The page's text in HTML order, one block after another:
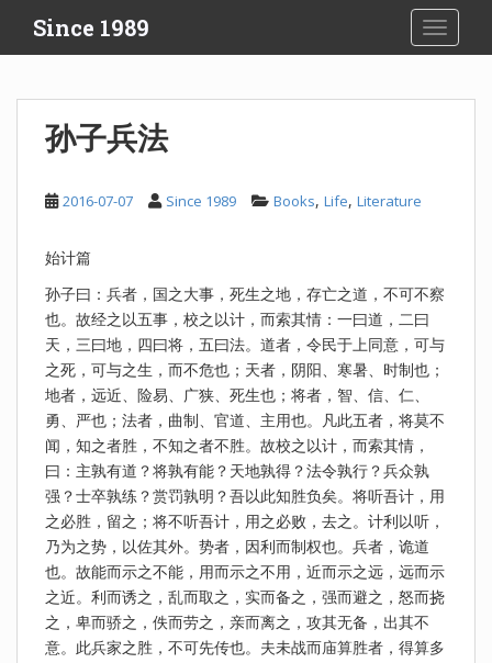
i
Since 1989
孙子兵法
2016-07-07 Since 1989 Books, Life, Literature
始计篇
孙子曰：兵者，国之大事，死生之地，存亡之道，不可不察
也。故经之以五事，校之以计，而索其情：一曰道，二曰
天，三曰地，四曰将，五曰法。道者，令民于上同意，可与
之死，可与之生，而不危也；天者，阴阳、寒暑、时制也；
地者，远近、险易、广狭、死生也；将者，智、信、仁、
勇、严也；法者，曲制、官道、主用也。凡此五者，将莫不
闻，知之者胜，不知之者不胜。故校之以计，而索其情，
曰：主孰有道？将孰有能？天地孰得？法令孰行？兵众孰
强？士卒孰练？赏罚孰明？吾以此知胜负矣。将听吾计，用
之必胜，留之；将不听吾计，用之必败，去之。计利以听，
乃为之势，以佐其外。势者，因利而制权也。兵者，诡道
也。故能而示之不能，用而示之不用，近而示之远，远而示
之近。利而诱之，乱而取之，实而备之，强而避之，怒而挠
之，卑而骄之，佚而劳之，亲而离之，攻其无备，出其不
意。此兵家之胜，不可先传也。夫未战而庙算胜者，得算多